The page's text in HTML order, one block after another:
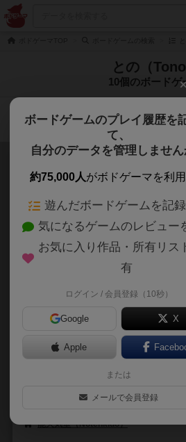
との（Tono
10個のボードゲ
検索メニュ
未知とのエンカ
Michi tono
20～40分
リアクションを演じるパーティーゲーム！
き、指定されたお題に遭遇した時のリア
イヤーがどのカードのお題を演じたかを、
遭遇リアクションゲーム『未知とのエンカ
た時のリアクションを演じて、他のプレ
ゲームです。 プレイヤーはミステリー雑誌
森 勇人（Yuto Mori）
能天気堂（Notenkido）
ボードゲームのプレイ履歴を
て、
自分のデータを管理しません
約75,000人がボドゲーマを利用
遊んだボードゲームを記
気になるゲームのレビュー
お気に入り作品・所有リス
有
ログイン / 会員登録（10秒）
Google X
Apple
または
メールで会員登録